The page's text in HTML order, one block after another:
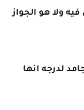
ولا هو الجواز
لدرجه انها